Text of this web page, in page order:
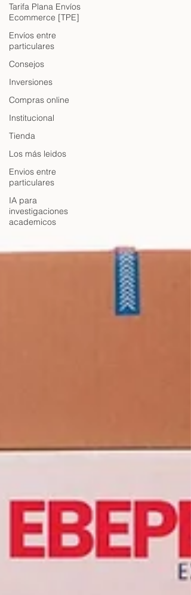
Tarifa Plana Envíos
Ecommerce [TPE]
Envíos entre
particulares
Consejos
Inversiones
Compras online
Institucional
Tienda
Los más leidos
Envios entre
particulares
IA para
investigaciones
academicos